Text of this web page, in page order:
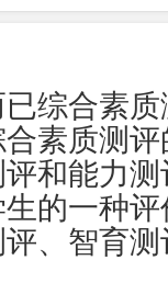
综合素
素质测
和能力
的一种
、智育